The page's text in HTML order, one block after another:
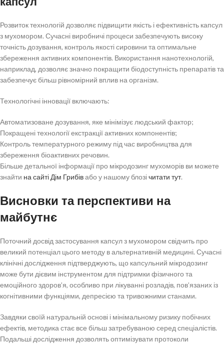
Розвиток технологій дозволяє підвищити якість і ефективність капсул
з мухомором. Сучасні виробничі процеси забезпечують високу
точність дозування, контроль якості сировини та оптимальне
збереження активних компонентів. Використання нанотехнологій,
наприклад, дозволяє значно покращити біодоступність препаратів та
забезпечує більш рівномірний вплив на організм.
Технологічні інновації включають:
Автоматизоване дозування, яке мінімізує людський фактор;
Покращені технології екстракції активних компонентів;
Контроль температурного режиму під час виробництва для
збереження біоактивних речовин.
Більше детальної інформації про мікродозинг мухоморів ви можете
знайти на сайті Дім Грибівабо у нашому блозічитати тут.
Висновки та перспективи на
майбутнє
Поточний досвід застосування капсул з мухомором свідчить про
великий потенціал цього методу в альтернативній медицині. Сучасні
клінічні дослідження підтверджують, що капсульний мікродозинг
може бути дієвим інструментом для підтримки фізичного та
емоційного здоров’я, особливо при лікуванні розладів, пов’язаних із
когнітивними функціями, депресією та тривожними станами.
Завдяки своїй натуральній основі і мінімальному ризику побічних
ефектів, методика стає все більш затребуваною серед спеціалістів.
Подальші дослідження дозволять оптимізувати протоколи